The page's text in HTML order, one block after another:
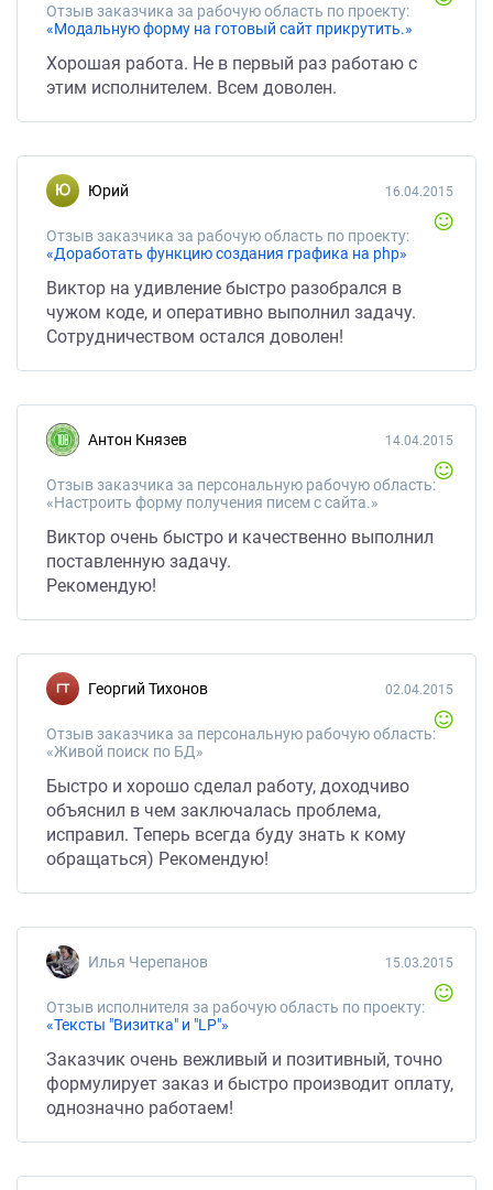
Отзыв заказчика за рабочую область по проекту:
«Модальную форму на готовый сайт прикрутить.»
Хорошая работа. Не в первый раз работаю с
этим исполнителем. Всем доволен.
Юрий
Отзыв заказчика за рабочую область по проекту:
«Доработать функцию создания графика на php»
16.04.2015
Виктор на удивление быстро разобрался в
чужом коде, и оперативно выполнил задачу.
Сотрудничеством остался доволен!
Антон Князев
Отзыв заказчика за персональную рабочую область:
«Настроить форму получения писем с сайта.»
14.04.2015
Виктор очень быстро и качественно выполнил
поставленную задачу.
Рекомендую!
Георгий Тихонов
Отзыв заказчика за персональную рабочую область:
«Живой поиск по БД»
02.04.2015
Быстро и хорошо сделал работу, доходчиво
объяснил в чем заключалась проблема,
исправил. Теперь всегда буду знать к кому
обращаться) Рекомендую!
Илья Черепанов
Отзыв исполнителя за рабочую область по проекту:
«Тексты "Визитка" и "LP"»
15.03.2015
Заказчик очень вежливый и позитивный, точно
формулирует заказ и быстро производит оплату,
однозначно работаем!